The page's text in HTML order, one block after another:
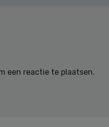
een reactie te plaatsen.